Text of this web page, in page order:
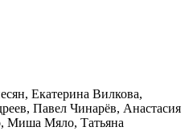
Екатерина Вилкова,
Павел Чинарёв, Анастасия
Миша Мяло, Татьяна